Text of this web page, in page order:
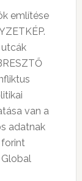
említése
utcák
van a
adatnak
forint